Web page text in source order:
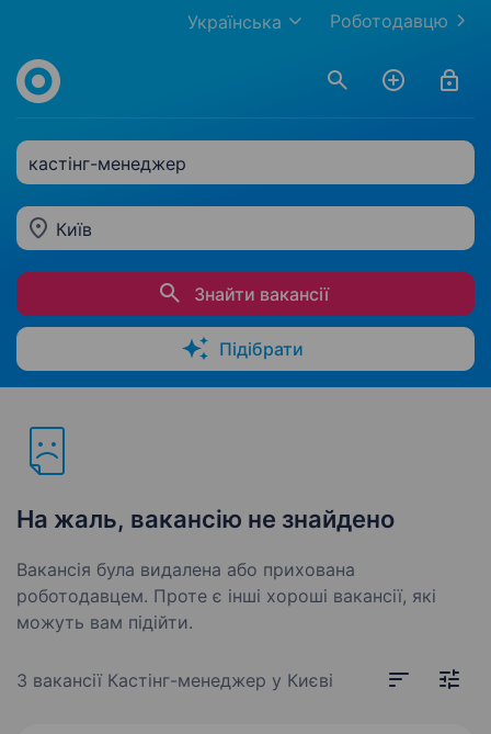
Роботодавцю
Українська
кастінг-менеджер
Київ
Знайти вакансії
Підібрати
На жаль, вакансію не знайдено
Вакансія була видалена або прихована
роботодавцем. Проте є інші хороші вакансії, які
можуть вам підійти.
3 вакансії Кастінг-менеджер у Києві